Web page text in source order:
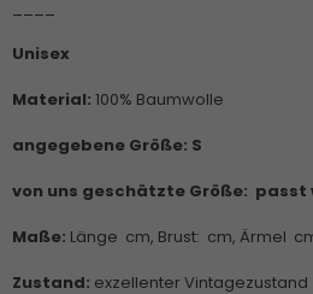
Unisex
Material: 100% Baumwolle
angegebene Größe: S
von uns geschätzte Größe: passt
Maße: Länge cm, Brust: cm, Ärmel
Zustand: exzellenter Vintagezustand